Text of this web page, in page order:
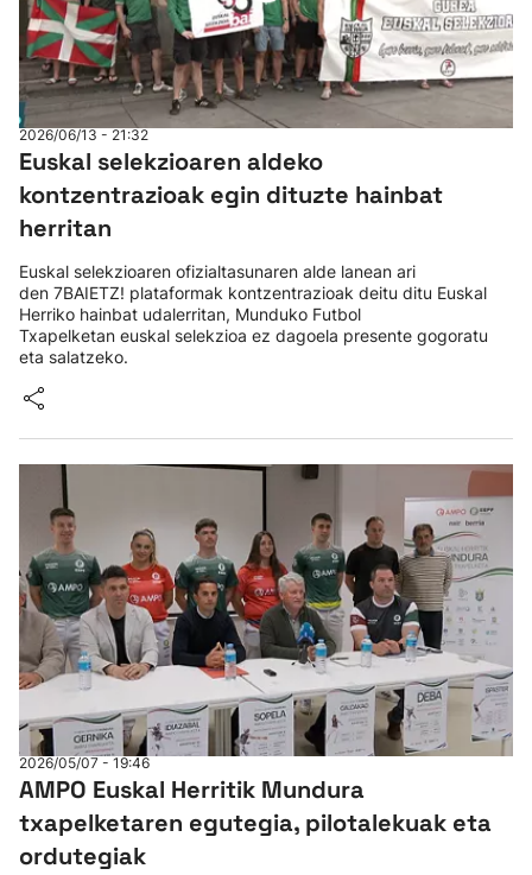
2026/06/13 - 21:32
Euskal selekzioaren aldeko
kontzentrazioak egin dituzte hainbat
herritan
Euskal selekzioaren ofizialtasunaren alde lanean ari
den 7BAIETZ! plataformak kontzentrazioak deitu ditu Euskal
Herriko hainbat udalerritan, Munduko Futbol
Txapelketan euskal selekzioa ez dagoela presente gogoratu
eta salatzeko.
2026/05/07 - 19:46
AMPO Euskal Herritik Mundura
txapelketaren egutegia, pilotalekuak eta
ordutegiak